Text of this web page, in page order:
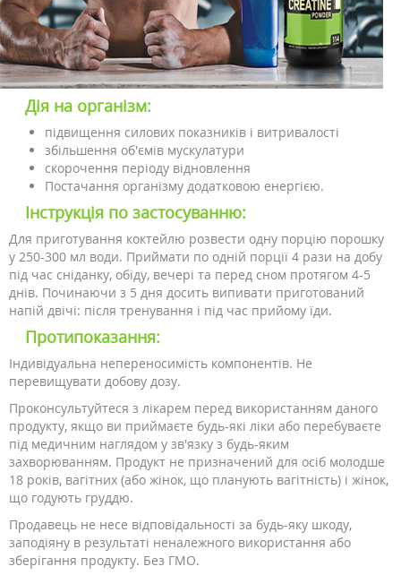
Дія на організм:
підвищення силових показників і витривалості
збільшення об'ємів мускулатури
скорочення періоду відновлення
Постачання організму додатковою енергією.
Інструкція по застосуванню:
Для приготування коктейлю розвести одну порцію порошку
у 250-300 мл води. Приймати по одній порції 4 рази на добу
під час сніданку, обіду, вечері та перед сном протягом 4-5
днів. Починаючи з 5 дня досить випивати приготований
напій двічі: після тренування і під час прийому їди.
Протипоказання:
Індивідуальна непереносимість компонентів. Не
перевищувати добову дозу.
Проконсультуйтеся з лікарем перед використанням даного
продукту, якщо ви приймаєте будь-які ліки або перебуваєте
під медичним наглядом у зв'язку з будь-яким
захворюванням. Продукт не призначений для осіб молодше
18 років, вагітних (або жінок, що планують вагітність) і жінок,
що годують груддю.
Продавець не несе відповідальності за будь-яку шкоду,
заподіяну в результаті неналежного використання або
зберігання продукту. Без ГМО.